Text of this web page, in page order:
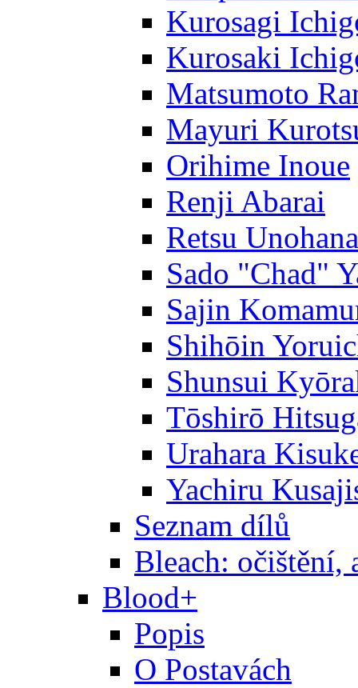
Kurosagi
Kurosaki
Matsumoto
Mayuri
Orihime Inoue
Renji Abarai
Retsu Unohana
Sado "Chad"
Sajin
Shihōin
Shunsui
Tōshirō
Urahara
Yachiru
Seznam dílů
Bleach: očištění,
Blood+
Popis
O Postavách